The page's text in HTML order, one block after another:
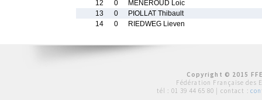
12
0
MENEROUD Loic
13
0
PIOLLAT Thibault
14
0 RIEDWEG Lieven
Copyright © 2015
Fédération Française des
tél : 01 39 44 65 80 | contact :